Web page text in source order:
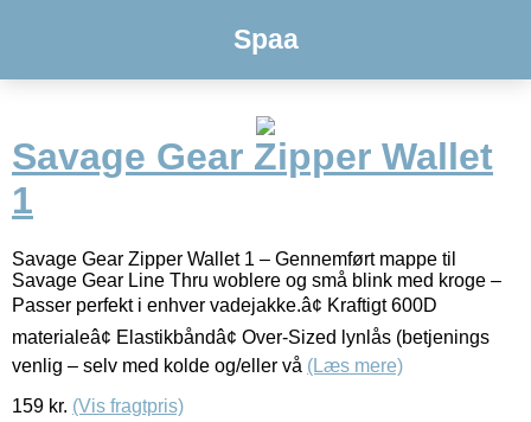
Spaa
Savage Gear Zipper Wallet
1
Savage Gear Zipper Wallet 1 – Gennemført mappe til
Savage Gear Line Thru woblere og små blink med kroge –
Passer perfekt i enhver vadejakke.â¢ Kraftigt 600D
materialeâ¢ Elastikbåndâ¢ Over-Sized lynlås (betjenings
venlig – selv med kolde og/eller vå (Læs mere)
159 kr. (Vis fragtpris)